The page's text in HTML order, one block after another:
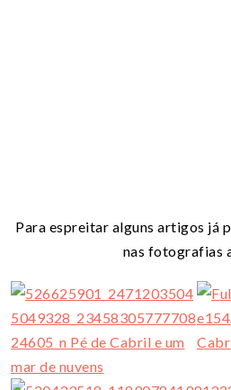
Para espreitar alguns artigos já
nas fotografias